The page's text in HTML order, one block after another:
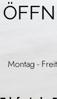
Montag -